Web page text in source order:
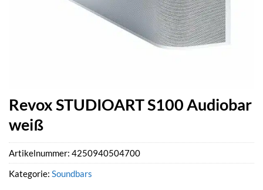
Revox STUDIOART S100 Audiobar
weiß
Artikelnummer: 4250940504700
Kategorie: Soundbars